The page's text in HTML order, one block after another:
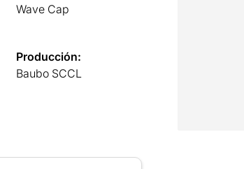
Wave Cap
Producción:
Baubo SCCL